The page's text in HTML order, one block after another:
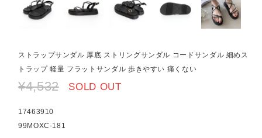
ストラップサンダル 厚底 ストリングサンダル コードサンダル 細めス
トラップ 軽量 フラットサンダル 歩きやすい 痛くない
¥4,532 SOLD OUT
17463910
99MOXC-181